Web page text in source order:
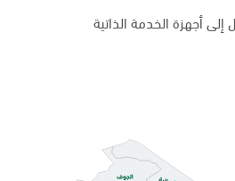
أجهزة الخدمة الذاتية